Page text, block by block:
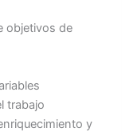
objetivos de
trabajo
y